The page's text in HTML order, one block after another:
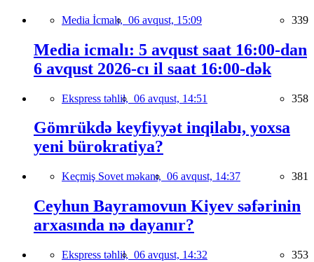
Media İcmalı, 06 avqust, 15:09 339
Media icmalı: 5 avqust saat 16:00-dan
6 avqust 2026-cı il saat 16:00-dək
Ekspress təhlil, 06 avqust, 14:51 358
Gömrükdə keyfiyyət inqilabı, yoxsa
yeni bürokratiya?
Keçmiş Sovet məkanı, 06 avqust, 14:37 381
Ceyhun Bayramovun Kiyev səfərinin
arxasında nə dayanır?
Ekspress təhlil, 06 avqust, 14:32 353